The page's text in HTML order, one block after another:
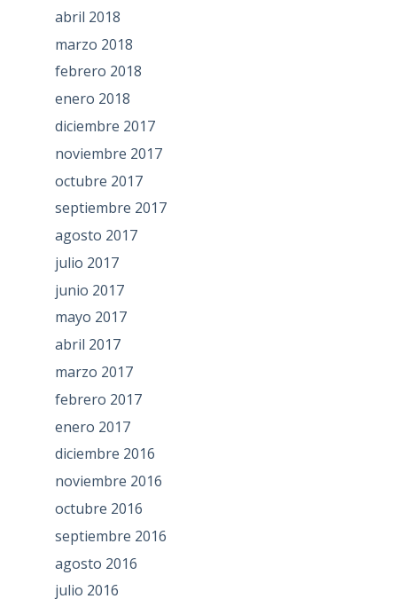
abril 2018
marzo 2018
febrero 2018
enero 2018
diciembre 2017
noviembre 2017
octubre 2017
septiembre 2017
agosto 2017
julio 2017
junio 2017
mayo 2017
abril 2017
marzo 2017
febrero 2017
enero 2017
diciembre 2016
noviembre 2016
octubre 2016
septiembre 2016
agosto 2016
julio 2016